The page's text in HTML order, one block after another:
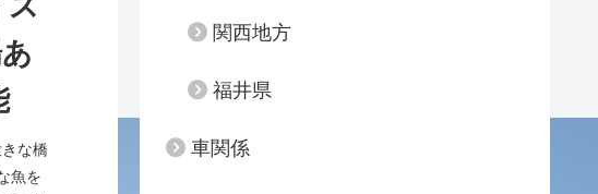
ス
な橋
魚を
関西地方
福井県
車関係